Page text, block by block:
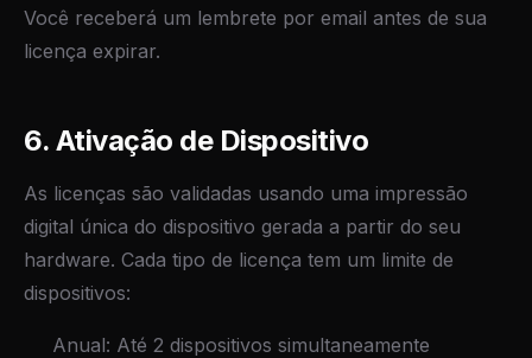
Você receberá um lembrete por email antes de sua
licença expirar.
6. Ativação de Dispositivo
As licenças são validadas usando uma impressão
digital única do dispositivo gerada a partir do seu
hardware. Cada tipo de licença tem um limite de
dispositivos:
Anual: Até 2 dispositivos simultaneamente